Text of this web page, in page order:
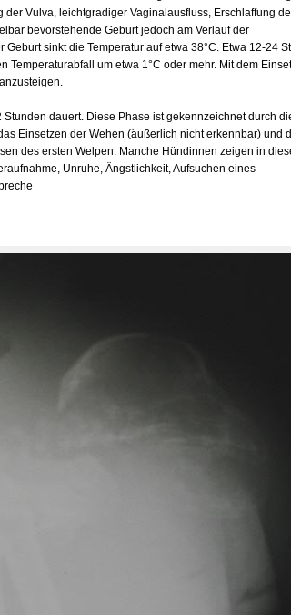
Vulva, leichtgradiger Vaginalausfluss, Erschlaffung
bevorstehende Geburt jedoch am Verlauf der
sinkt die Temperatur auf etwa 38°C. Etwa 12-24
um etwa 1°C oder mehr. Mit dem
dauert. Diese Phase ist gekennzeichnet durch
Einsetzen der Wehen (äußerlich nicht erkennbar) und
des ersten Welpen. Manche Hündinnen zeigen in
Unruhe, Ängstlichkeit, Aufsuchen eines